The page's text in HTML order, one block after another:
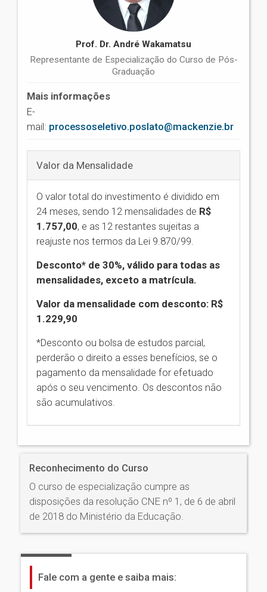
Prof. Dr. André Wakamatsu
Representante de Especialização do Curso de Pós-
Graduação
Mais informações
E-
mail: processoseletivo.poslato@mackenzie.br
Valor da Mensalidade
O valor total do investimento é dividido em
24 meses, sendo 12 mensalidades de R$
1.757,00, e as 12 restantes sujeitas a
reajuste nos termos da Lei 9.870/99.
Desconto* de 30%, válido para todas as
mensalidades, exceto a matrícula.
Valor da mensalidade com desconto: R$
1.229,90
*Desconto ou bolsa de estudos parcial,
perderão o direito a esses benefícios, se o
pagamento da mensalidade for efetuado
após o seu vencimento. Os descontos não
são acumulativos.
Reconhecimento do Curso
O curso de especialização cumpre as
disposições da resolução CNE nº 1, de 6 de abril
de 2018 do Ministério da Educação.
Fale com a gente e saiba mais: